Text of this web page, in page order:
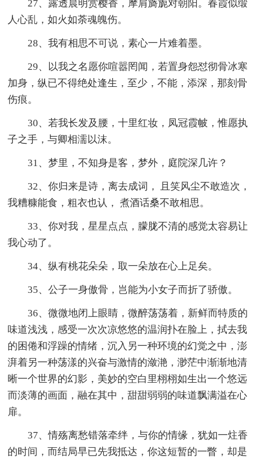
27、露透晨明赏樱香，摩肩旖旎对朝阳。春霞似缎
人心乱，如火如荼魂魄伤。
28、我有相思不可说，素心一片难着墨。
29、以我之名愿你喧嚣罔闻，若置身怨怼彻骨冰寒
加身，纵已不得绝处逢生，至少，不能，添深，那刻骨
伤痕。
30、若我长发及腰，十里红妆，凤冠霞帔，惟愿执
子之手，与卿相濡以沫。
31、梦里，不知身是客，梦外，庭院深几许？
32、你归来是诗，离去成词， 且笑风尘不敢造次，
我糟糠能食，粗衣也认， 煮酒话桑不敢相思。
33、你对我，星星点点，朦胧不清的感觉太容易让
我心动了。
34、纵有桃花朵朵，取一朵放在心上足矣。
35、公子一身傲骨，岂能为小女子而折了骄傲。
36、微微地闭上眼睛，微醉荡荡着，新鲜而特质的
味道浅浅，感受一次次凉悠悠的温润扑在脸上，拭去我
的困倦和浮躁的情绪，沉入另一种环境的幻觉之中，澎
湃着另一种荡漾的兴奋与激情的潋滟，渺茫中渐渐地清
晰一个世界的幻影，美妙的空白里栩栩如生出一个悠远
而淡薄的画面，融在其中，甜甜弱弱的味道飘满溢在心
扉。
37、情殇离愁错落牵绊，与你的情缘，犹如一炷香
的时间，而结局早已先我抵达，你这短暂的一瞥，却是